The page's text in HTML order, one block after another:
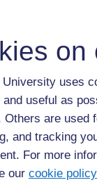
on
University uses
useful as
Others are used
and tracking
For more
our cookie
La force
ou
joueur de
les dévots.